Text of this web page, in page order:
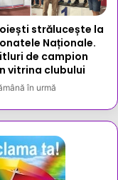
strălucește la
Naționale.
de campion
vitrina clubului
în urmă